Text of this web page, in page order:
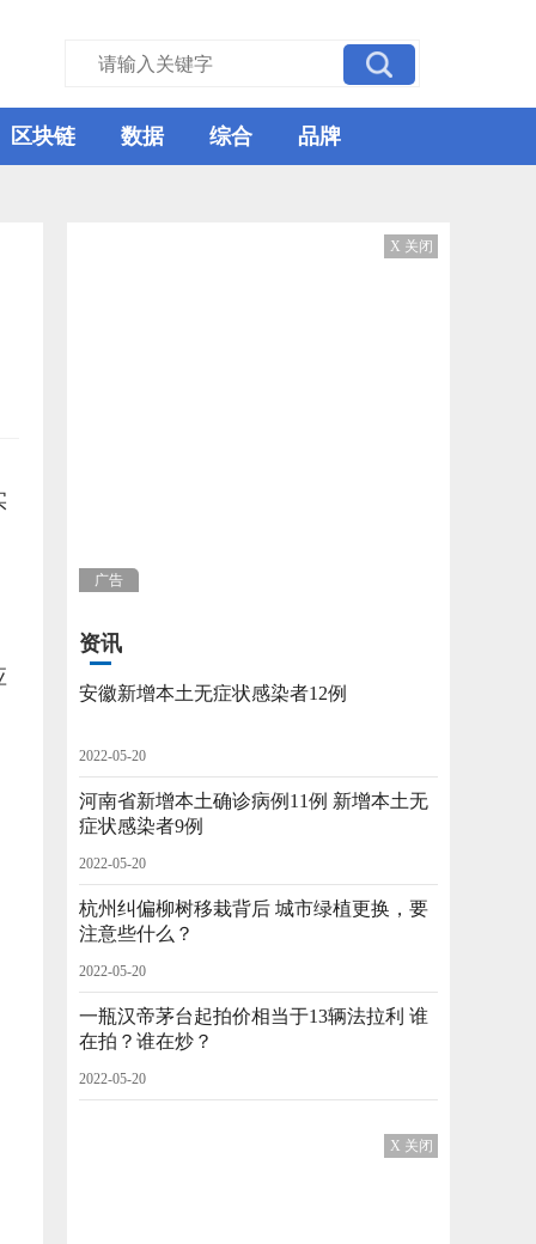
区块链 数据 综合 品牌
广告
X 关闭
资讯
安徽新增本土无症状感染者12例
2022-05-20
河南省新增本土确诊病例11例 新增本土无
症状感染者9例
2022-05-20
杭州纠偏柳树移栽背后 城市绿植更换，要
注意些什么？
2022-05-20
一瓶汉帝茅台起拍价相当于13辆法拉利 谁
在拍？谁在炒？
2022-05-20
X 关闭